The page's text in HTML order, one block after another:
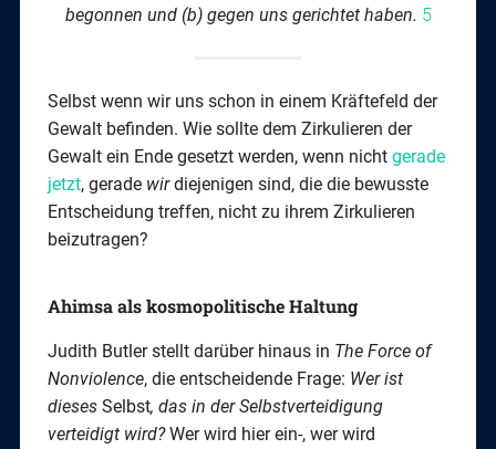
begonnen und (b) gegen uns gerichtet haben. 5
Selbst wenn wir uns schon in einem Kräftefeld der
Gewalt befinden. Wie sollte dem Zirkulieren der
Gewalt ein Ende gesetzt werden, wenn nicht gerade
jetzt, gerade wirdiejenigen sind, die die bewusste
Entscheidung treffen, nicht zu ihrem Zirkulieren
beizutragen?
Ahimsa als kosmopolitische Haltung
Judith Butler stellt darüber hinaus in The Force of
Nonviolence, die entscheidende Frage: Wer ist
dieses Selbst, das in der Selbstverteidigung
verteidigt wird?Wer wird hier ein-, wer wird